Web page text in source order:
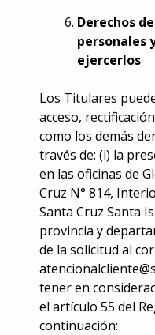
Derechos
personales
ejercerlos
Los Titulares
acceso,
como los demás
través de: (i) la
en las oficinas de
Cruz N° 814,
Santa Cruz Santa
provincia y
de la solicitud al
tener en
el artículo 55 del
continuación: